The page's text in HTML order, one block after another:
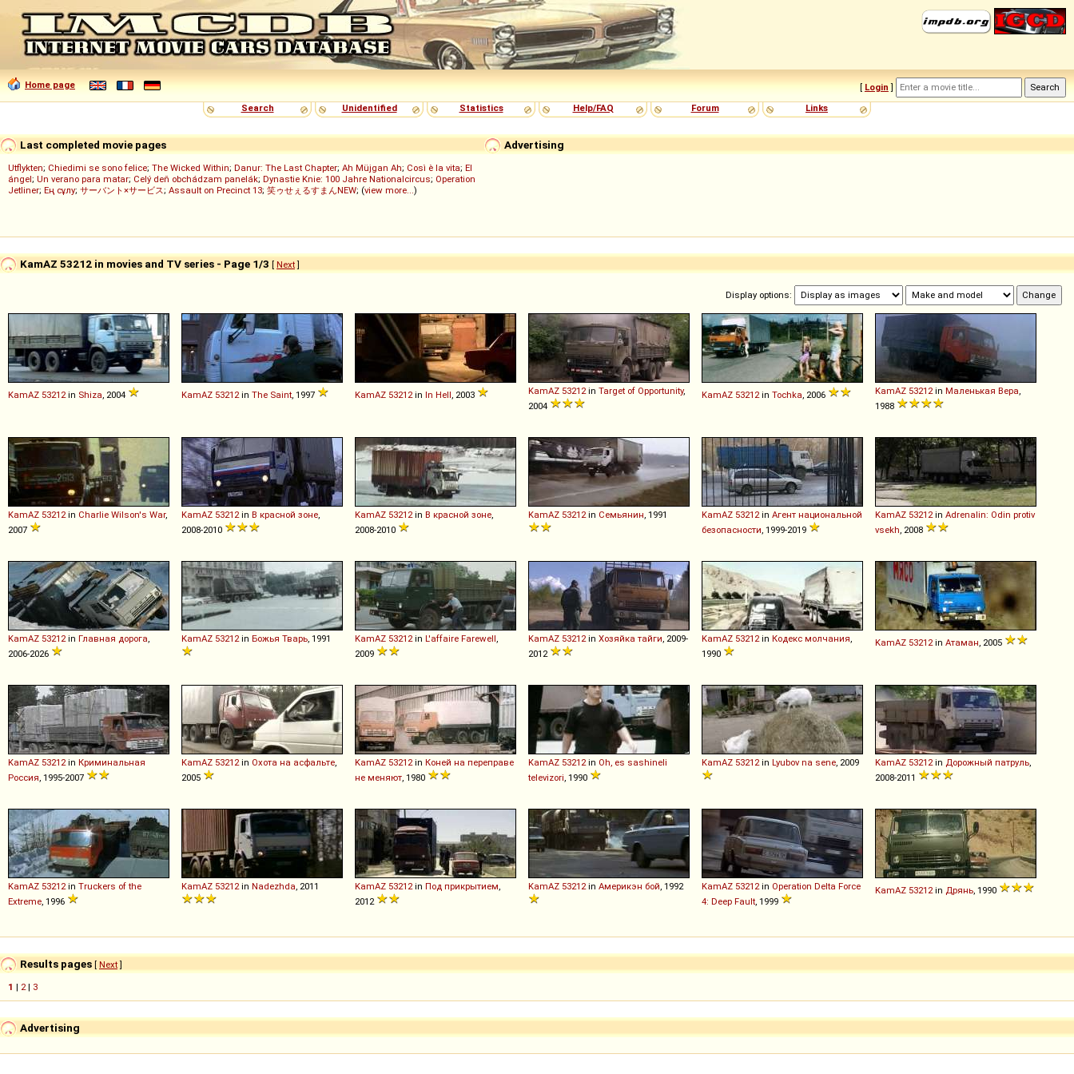
Home page [ Login ]
Search
Unidentified Statistics Help/FAQ Forum Links
Advertising
Last completed movie pages
Utflykten; Chiedimi se sono felice; The Wicked Within; Danur: The Last Chapter; Ah Müjgan Ah; Così è la vita; El
ángel; Un verano para matar; Celý deň obchádzam panelák; Dynastie Knie: 100 Jahre Nationalcircus; Operation
Jetliner; Ең сұлу; サーバント×サービス; Assault on Precinct 13; 笑ゥせぇるすまんNEW; (view more...)
KamAZ 53212 in movies and TV series - Page 1/3 [ Next]
Display options:
KamAZ 53212 in Shiza , 2004 KamAZ 53212 in The Saint , 1997 KamAZ 53212 in In Hell , 2003 KamAZ 53212 in Target of Opportunity,
2004
KamAZ 53212 in Tochka , 2006 KamAZ 53212 in Маленькая Вера
1988
KamAZ 53212 in Charlie Wilson's War,
2007
KamAZ 53212 in В красной зоне
2008-2010
KamAZ 53212 in В красной зоне
2008-2010
KamAZ 53212 in Семьянин , 1991 KamAZ 53212 in Агент национальной
безопасности , 1999-2019
KamAZ 53212 in Adrenalin: Odin protiv
vsekh , 2008
KamAZ 53212 in Главная дорога
2006-2026
KamAZ 53212 in Божья Тварь , 1991 KamAZ 53212 in L'affaire Farewell
2009
KamAZ 53212 in Хозяйка тайги , 2009-
2012
KamAZ 53212 in Кодекс молчания
1990
KamAZ 53212 in Атаман , 2005
KamAZ 53212 in Криминальная
Россия , 1995-2007
KamAZ 53212 in Охота на асфальте
2005
KamAZ 53212 in Коней на переправе
не меняют , 1980
KamAZ 53212 in Oh, es sashineli
televizori , 1990
KamAZ 53212 in Lyubov na sene , 2009 KamAZ 53212 in Дорожный патруль
2008-2011
KamAZ 53212 in Truckers of the
Extreme , 1996
KamAZ 53212 in Nadezhda , 2011 KamAZ 53212 in Под прикрытием
2012
KamAZ 53212 in Америкэн бой , 1992 KamAZ 53212 in Operation Delta Force
4: Deep Fault , 1999
KamAZ 53212 in Дрянь , 1990
Results pages [ Next]
1 | 2 | 3
Advertising